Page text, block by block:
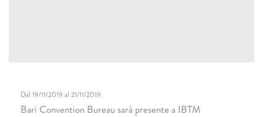
Dal 19/11/2019 al 21/11/2019
Bari Convention Bureau sarà presente a IBTM